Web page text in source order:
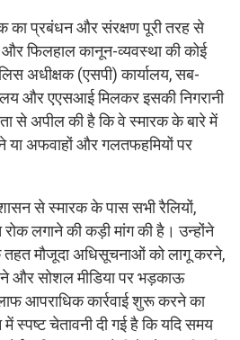
का प्रबंधन और संरक्षण पूरी तरह से
और फिलहाल कानून-व्यवस्था की कोई
अधीक्षक (एसपी) कार्यालय, सब-
और एएसआई मिलकर इसकी निगरानी
से अपील की है कि वे स्मारक के बारे में
या अफवाहों और गलतफहमियों पर
से स्मारक के पास सभी रैलियों,
लगाने की कड़ी मांग की है। उन्होंने
मौजूदा अधिसूचनाओं को लागू करने,
और सोशल मीडिया पर भड़काऊ
आपराधिक कार्रवाई शुरू करने का
स्पष्ट चेतावनी दी गई है कि यदि समय